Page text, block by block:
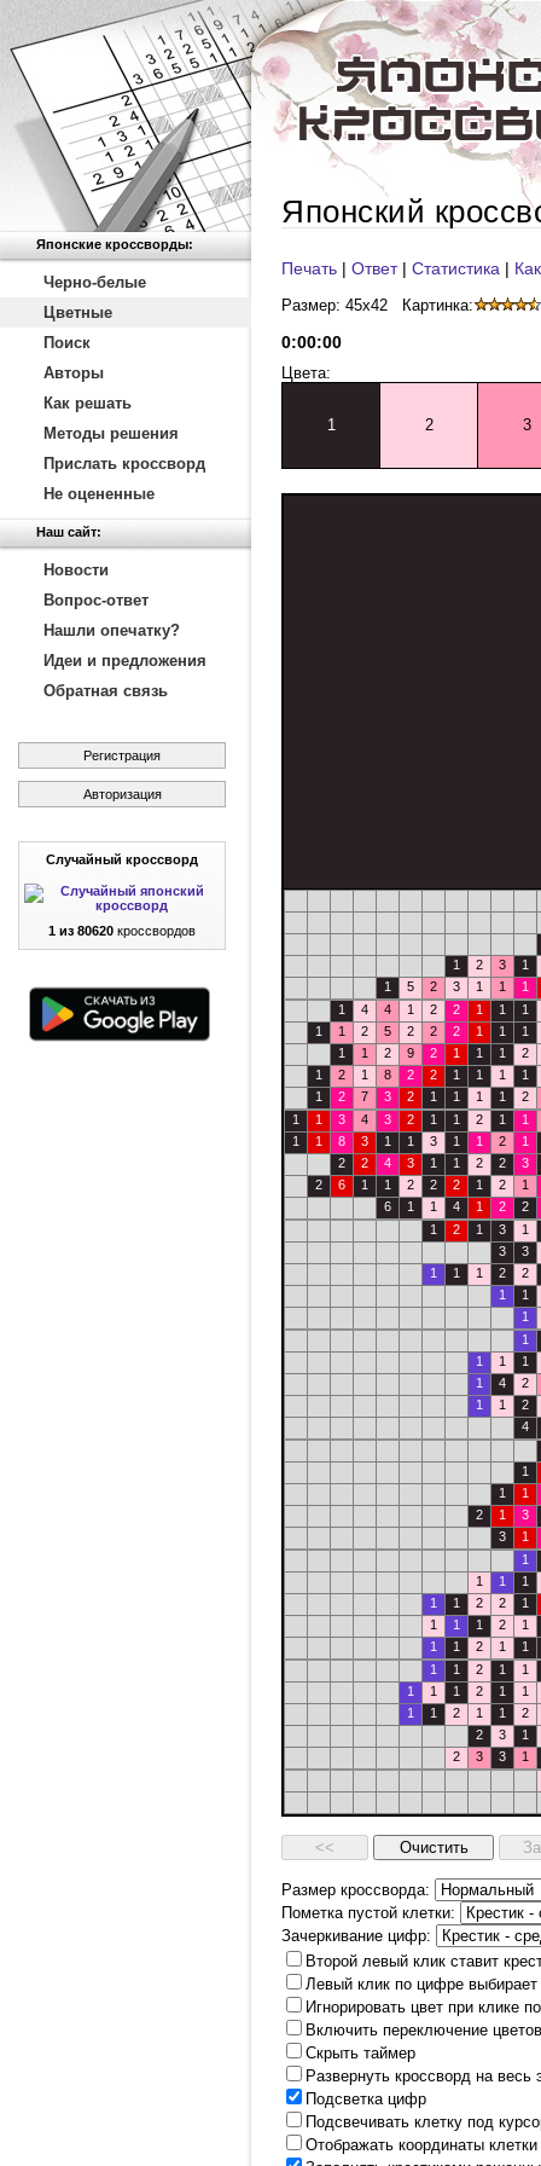
Японские кроссворды:
Черно-белые
Цветные
Поиск
Авторы
Как решать
Методы решения
Прислать кроссворд
Не оцененные
Наш сайт:
Новости
Вопрос-ответ
Нашли опечатку?
Идеи и предложения
Обратная связь
Регистрация
Авторизация
Случайный кроссворд
1 из 80620 кроссвордов
Японский
Печать | Ответ| Статистика |
Размер: 45x42 Картинка:
0:00:00
Цвета:
1 2 3
1 2 3
1
1
5 2 3 1 1
1
1
4 4 1 2 2 1 1
1
1
1 2 5 2 2 2 1 1
1
1
1 2 9 2 1 1 1
2
1
2 1 8 2 2 1 1 1
1
1
2 7 3 2 1 1 1 1
2
1
1 3 4 3 2 1 1 2 1
1
1
1 8 3 1 1 3 1 1 2
1
2
2 4 3 1 1 2 2
3
2
6 1 1 2 2 2 1 2
1
6
1 1 4 1 2
2
1
2 1 3
1
3
3
1
1 1 2
2
1
1
1
1
1
1
1
1
4
2
1
1
2
4
1
1
1
2
1
3
3
1
1
1
1
1
1
1 2 2
1
1
1 1 2
1
1
1 2 1
1
1
1 2 1
1
1
1 1 2 1
1
1
1 2 1 1
2
2
3
1
2
3 3 1
Размер кроссворда:
Пометка пустой клетки:
Зачеркивание цифр:
Второй левый клик ставит
Левый клик по цифре выбирает
Игнорировать цвет при клике
Включить переключение
Скрыть таймер
Развернуть кроссворд на
Подсветка цифр
Подсвечивать клетку под
Отображать координаты